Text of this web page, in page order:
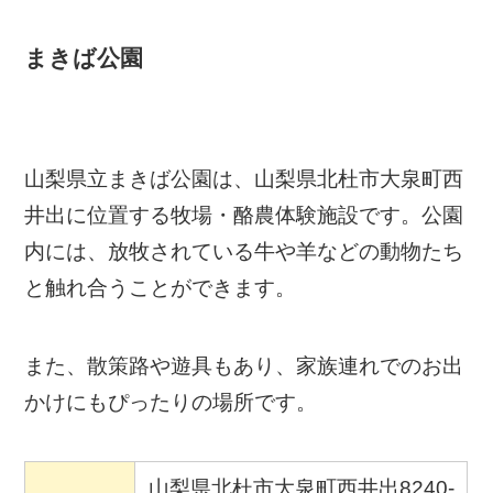
まきば公園
山梨県立まきば公園は、山梨県北杜市大泉町西
井出に位置する牧場・酪農体験施設です。公園
内には、放牧されている牛や羊などの動物たち
と触れ合うことができます。
また、散策路や遊具もあり、家族連れでのお出
かけにもぴったりの場所です。